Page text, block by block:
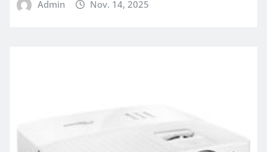
Admin Nov. 14, 2025